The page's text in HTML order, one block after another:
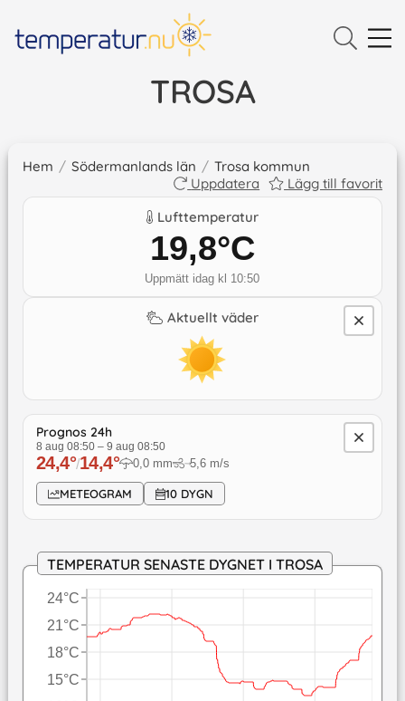
TROSA
Hem / Södermanlands län / Trosa kommun
Uppdatera
Lägg till favorit
Lufttemperatur
19,8°C
Uppmätt idag kl 10:50
Aktuellt väder
Prognos 24h
8 aug 08:50– 9 aug 08:50
24,4°/14,4° 0,0 mm ↓5,6 m/s
METEOGRAM 10 DYGN
TEMPERATUR SENASTE DYGNET I TROSA
15°C
18°C
21°C
24°C